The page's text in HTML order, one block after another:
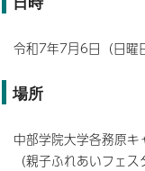
令和7年7月6日（日曜
場所
中部学院大学各務原
（親子ふれあいフェス